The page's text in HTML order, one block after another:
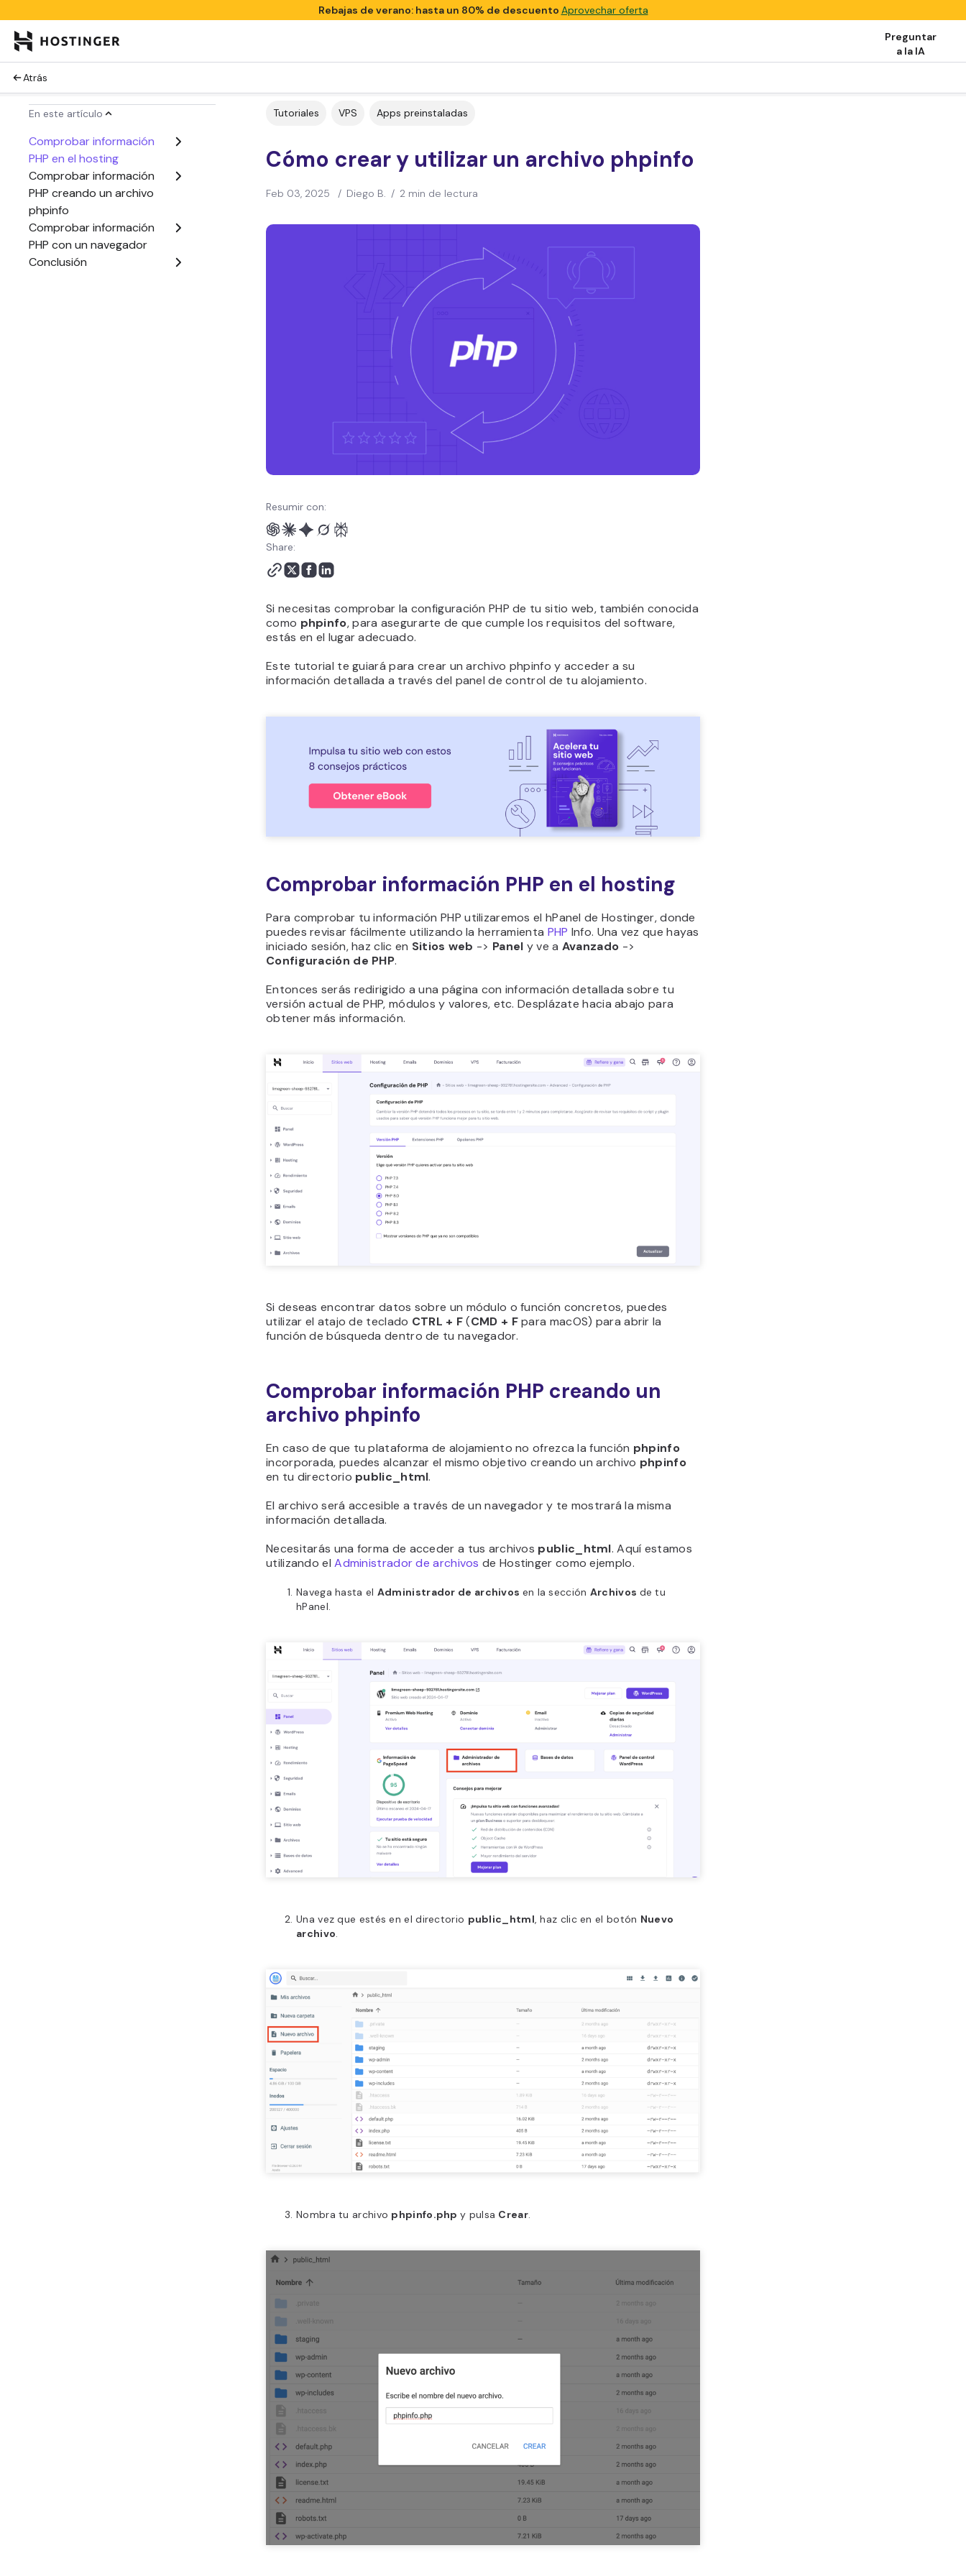
Rebajas de verano: hasta un 80% de descuento Aprovechar oferta
Preguntar
a la IA
Atrás
En este artículo
Comprobar información
PHP en el hosting
Comprobar información
PHP creando un archivo
phpinfo
Comprobar información
PHP con un navegador
Conclusión
Tutoriales VPS Apps preinstaladas
Cómo crear y utilizar un archivo phpinfo
Feb 03, 2025 / Diego B. / 2 min de lectura
Resumir con:
Share:
Si necesitas comprobar la configuración PHP de tu sitio web, también conocida
como phpinfo, para asegurarte de que cumple los requisitos del software,
estás en el lugar adecuado.
Este tutorial te guiará para crear un archivo phpinfo y acceder a su
información detallada a través del panel de control de tu alojamiento.
Comprobar información PHP en el hosting
Para comprobar tu información PHP utilizaremos el hPanel de Hostinger, donde
puedes revisar fácilmente utilizando la herramienta PHP Info. Una vez que hayas
iniciado sesión, haz clic en Sitios web -> Panel y ve a Avanzado ->
Configuración de PHP.
Entonces serás redirigido a una página con información detallada sobre tu
versión actual de PHP, módulos y valores, etc. Desplázate hacia abajo para
obtener más información.
Si deseas encontrar datos sobre un módulo o función concretos, puedes
utilizar el atajo de teclado CTRL + F(CMD + Fpara macOS) para abrir la
función de búsqueda dentro de tu navegador.
Comprobar información PHP creando un
archivo phpinfo
En caso de que tu plataforma de alojamiento no ofrezca la función phpinfo
incorporada, puedes alcanzar el mismo objetivo creando un archivo phpinfo
en tu directorio public_html.
El archivo será accesible a través de un navegador y te mostrará la misma
información detallada.
Necesitarás una forma de acceder a tus archivos public_html. Aquí estamos
utilizando elAdministrador de archivos de Hostinger como ejemplo.
Navega hasta el Administrador de archivos en la sección Archivos de tu
hPanel.
Una vez que estés en el directorio public_html, haz clic en el botón Nuevo
archivo.
Nombra tu archivo phpinfo.phpy pulsa Crear.